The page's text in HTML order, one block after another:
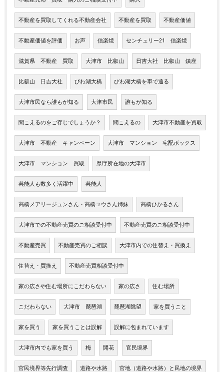
不動産を買取してくれる不動産会社 不動産を買取 不動産価値
不動産価値を評価 お声 信楽焼 センチュリー21 信楽焼
滋賀県 不動産 買取 大津市 比叡山 日吉大社 比叡山 鎮座
比叡山 日吉大社 びわ湖大橋 びわ湖大橋を車で通る
大津市民なら誰もが知る 大津市民 誰もが知る
聞こえるのをご存じでしょうか？ 聞こえるの 大津市不動産を買取
大津市 不動産 キャンペーン 大津市 マンション 宅配ボックス
大津市 マンション 買取 県庁所在地の大津市
芸能人も数多く活躍中 芸能人
高橋メアリージュンさん・高橋ユウさん姉妹 高橋ひかるさん
大津市での不動産売買のご相談受付中 不動産売買のご相談受付中
不動産売買 不動産売買のご相談 大津市内での住替え・買換え
住替え・買換え 不動産売買相談受付中
家の広さや住む場所にこだわらない 家の広さ 住む場所
こだわらない 大津市 琵琶湖 琵琶湖眺望 家を買うこと
家を買う 家を買うことは誤解 誤解に包まれています
大津市内でも家を買う 梅 開花 官民境界
官民境界等先行調査 道路や水路 官地（道路や水路）と民地の境界